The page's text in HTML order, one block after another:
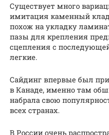
Существует много
имитация каменный
похож на укладку
пазы для крепления
сцепления с
легкие.
Сайдинг впервые был
в Канаде, именно там
набрала свою
всех странах.
В России очень